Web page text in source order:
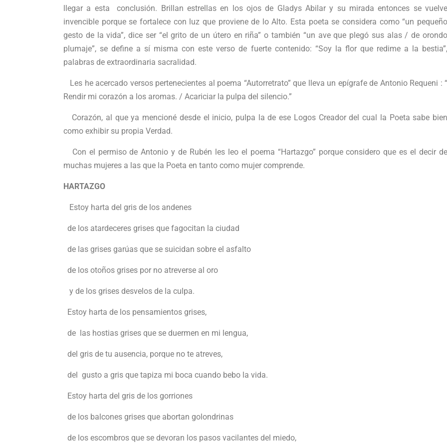
llegar a esta conclusión. Brillan estrellas en los ojos de Gladys Abilar y su mirada entonces se vuelve
invencible porque se fortalece con luz que proviene de lo Alto. Esta poeta se considera como “un pequeño
gesto de la vida”, dice ser “el grito de un útero en riña” o también “un ave que plegó sus alas / de orondo
plumaje”, se define a sí misma con este verso de fuerte contenido: “Soy la flor que redime a la bestia”,
palabras de extraordinaria sacralidad.
Les he acercado versos pertenecientes al poema “Autorretrato” que lleva un epígrafe de Antonio Requeni : “
Rendir mi corazón a los aromas. / Acariciar la pulpa del silencio.”
Corazón, al que ya mencioné desde el inicio, pulpa la de ese Logos Creador del cual la Poeta sabe bien
como exhibir su propia Verdad.
Con el permiso de Antonio y de Rubén les leo el poema “Hartazgo” porque considero que es el decir de
muchas mujeres a las que la Poeta en tanto como mujer comprende.
HARTAZGO
Estoy harta del gris de los andenes
de los atardeceres grises que fagocitan la ciudad
de las grises garúas que se suicidan sobre el asfalto
de los otoños grises por no atreverse al oro
y de los grises desvelos de la culpa.
Estoy harta de los pensamientos grises,
de las hostias grises que se duermen en mi lengua,
del gris de tu ausencia, porque no te atreves,
del gusto a gris que tapiza mi boca cuando bebo la vida.
Estoy harta del gris de los gorriones
de los balcones grises que abortan golondrinas
de los escombros que se devoran los pasos vacilantes del miedo,